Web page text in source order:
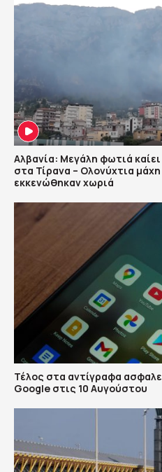
Αλβανία: Μεγάλη φωτιά
στα Τίρανα – Ολονύχτια
εκκενώθηκαν χωριά
Τέλος στα αντίγραφα
Google στις 10 Αυγούστου